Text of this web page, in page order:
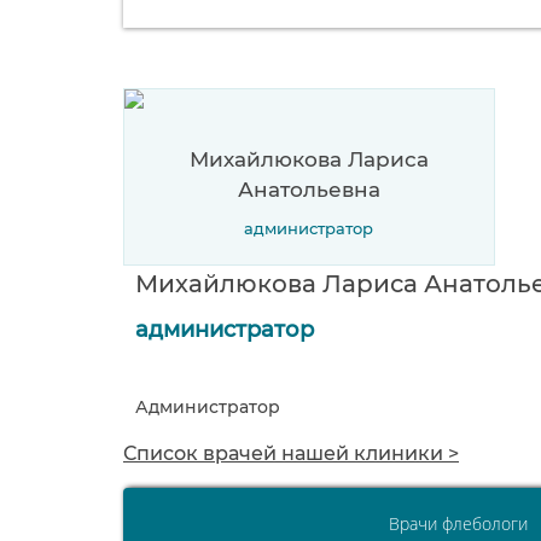
Михайлюкова Лариса
Анатольевна
администратор
Михайлюкова Лариса
администратор
Администратор
Список врачей нашей клиники >
Врачи флебологи